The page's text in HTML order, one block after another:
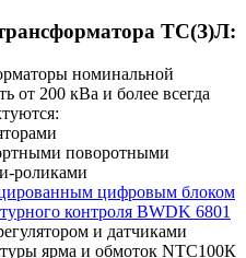
ТС(З)Л:
номинальной
от 200 кВа и более всегда
поворотными
роликами
цифровым блоком
контроля BWDK 6801
и датчиками
ярма и обмоток NTC100К